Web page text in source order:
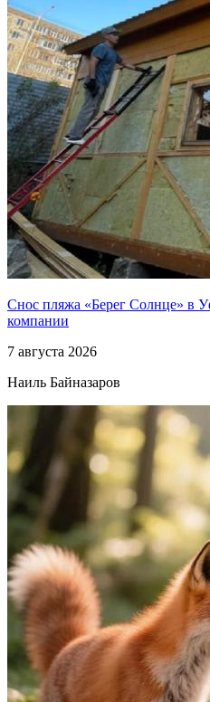
Снос пляжа «Берег Солнце» в
компании
7 августа 2026
Наиль Байназаров